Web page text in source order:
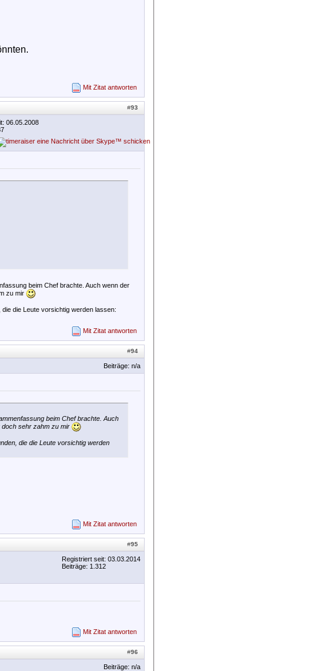
Mit Zitat antworten
#93
06.05.2008
beim Chef brachte. Auch wenn der
zu mir
die Leute vorsichtig werden lassen:
Mit Zitat antworten
#94
Beiträge: n/a
beim Chef brachte. Auch
doch sehr zahm zu mir
die die Leute vorsichtig werden
Mit Zitat antworten
#95
Registriert seit: 03.03.2014
Beiträge: 1.312
Mit Zitat antworten
#96
Beiträge: n/a